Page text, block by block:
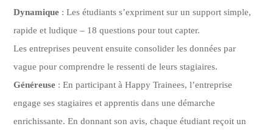
Dynamique : Les étudiants s’expriment sur un support simple,
rapide et ludique – 18 questions pour tout capter.
Les entreprises peuvent ensuite consolider les données par
vague pour comprendre le ressenti de leurs stagiaires.
Généreuse : En participant à Happy Trainees, l’entreprise
engage ses stagiaires et apprentis dans une démarche
enrichissante. En donnant son avis, chaque étudiant reçoit un